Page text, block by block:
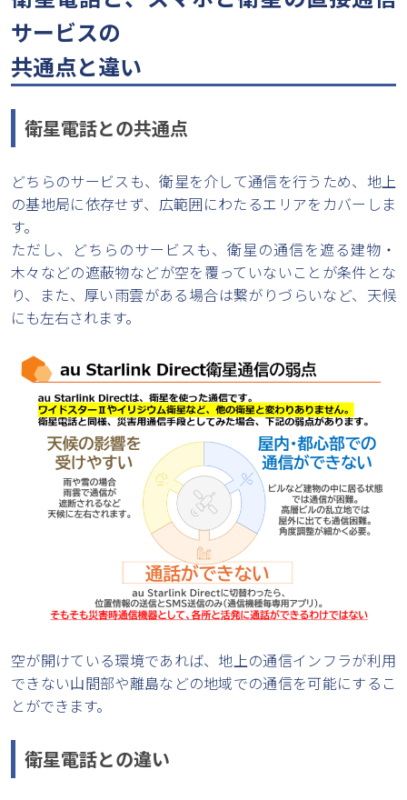
サービスの
共通点と違い
衛星電話との共通点
どちらのサービスも、衛星を介して通信を行うため、地上
の基地局に依存せず、広範囲にわたるエリアをカバーしま
す。
ただし、どちらのサービスも、衛星の通信を遮る建物・
木々などの遮蔽物などが空を覆っていないことが条件とな
り、また、厚い雨雲がある場合は繋がりづらいなど、天候
にも左右されます。
空が開けている環境であれば、地上の通信インフラが利用
できない山間部や離島などの地域での通信を可能にするこ
とができます。
衛星電話との違い